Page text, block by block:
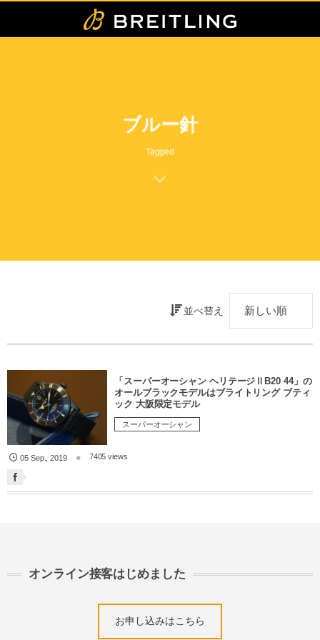
ブルー針
Tagged
並べ替え
「スーパーオーシャン ヘリテージⅡB20 44」の
オールブラックモデルはブライトリング ブティ
ック 大阪限定モデル
スーパーオーシャン
05 Sep. ,2019 7405 views
オンライン接客はじめました
お申し込みはこちら